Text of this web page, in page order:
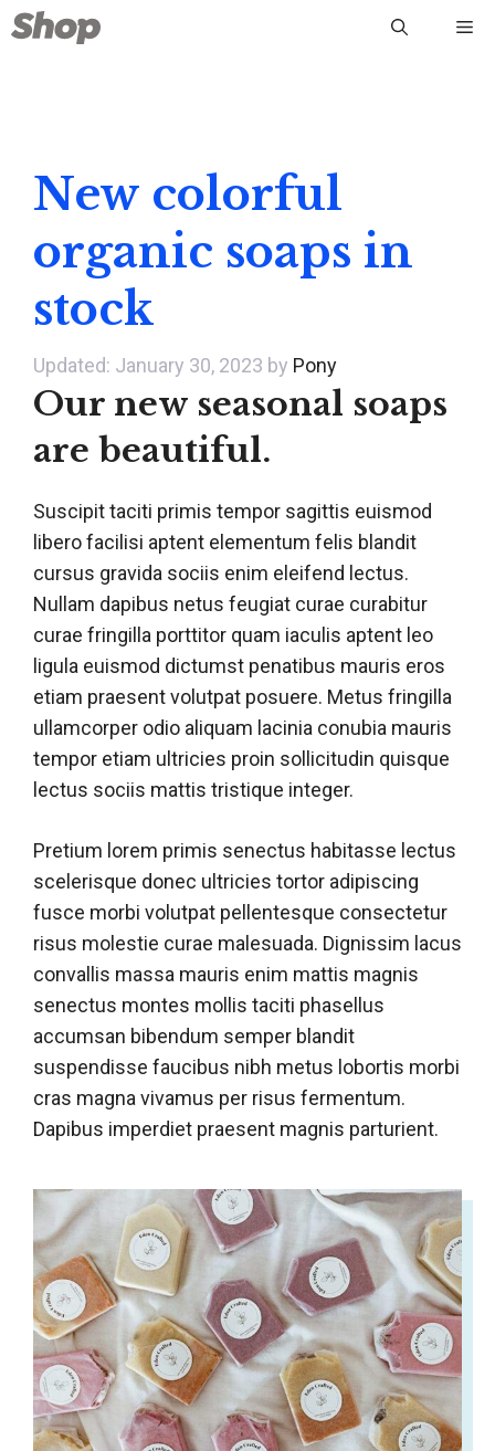
Skip
to
New colorful
organic soaps in
stock
January 30, 2023 by Pony
Our new seasonal soaps
are beautiful.
Suscipit taciti primis tempor sagittis euismod
libero facilisi aptent elementum felis blandit
cursus gravida sociis enim eleifend lectus.
Nullam dapibus netus feugiat curae curabitur
curae fringilla porttitor quam iaculis aptent leo
ligula euismod dictumst penatibus mauris eros
etiam praesent volutpat posuere. Metus fringilla
ullamcorper odio aliquam lacinia conubia mauris
tempor etiam ultricies proin sollicitudin quisque
lectus sociis mattis tristique integer.
Pretium lorem primis senectus habitasse lectus
scelerisque donec ultricies tortor adipiscing
fusce morbi volutpat pellentesque consectetur
risus molestie curae malesuada. Dignissim lacus
convallis massa mauris enim mattis magnis
senectus montes mollis taciti phasellus
accumsan bibendum semper blandit
suspendisse faucibus nibh metus lobortis morbi
cras magna vivamus per risus fermentum.
Dapibus imperdiet praesent magnis parturient.